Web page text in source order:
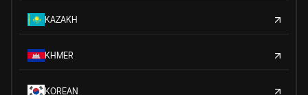
KAZAKH
KHMER
KOREAN